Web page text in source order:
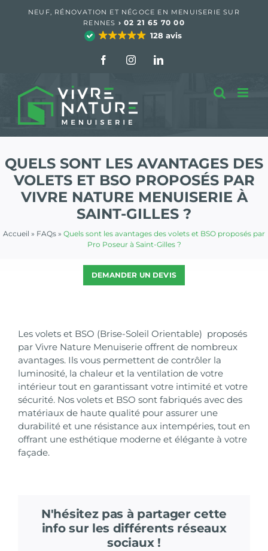
NEUF, RÉNOVATION ET NÉGOCE EN MENUISERIE SUR
RENNES › 02 21 65 70 00
128 avis
FacebookInstagramLinkedIn
QUELS SONT LES AVANTAGES DES
VOLETS ET BSO PROPOSÉS PAR
VIVRE NATURE MENUISERIE À
SAINT-GILLES ?
Accueil » FAQs » Quels sont les avantages des volets et BSO proposés par
Pro Poseur à Saint-Gilles ?
DEMANDER UN DEVIS
Les volets et BSO (Brise-Soleil Orientable) proposés
par Vivre Nature Menuiserie offrent de nombreux
avantages. Ils vous permettent de contrôler la
luminosité, la chaleur et la ventilation de votre
intérieur tout en garantissant votre intimité et votre
sécurité. Nos volets et BSO sont fabriqués avec des
matériaux de haute qualité pour assurer une
durabilité et une résistance aux intempéries, tout en
offrant une esthétique moderne et élégante à votre
façade.
N'hésitez pas à partager cette
info sur les différents réseaux
sociaux !